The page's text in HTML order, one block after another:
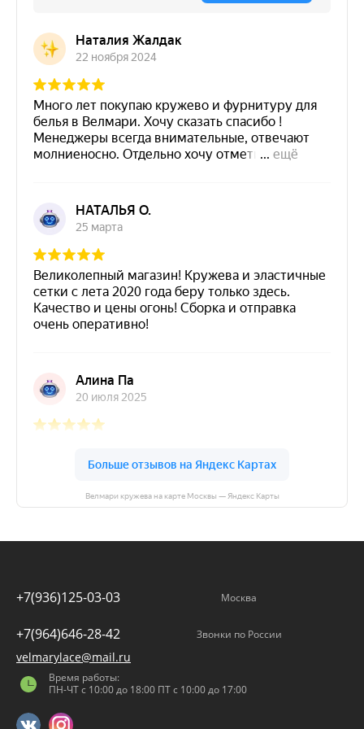
Велмари кружева на карте Москвы — Яндекс Карты
+7(936)125-03-03 Москва
+7(964)646-28-42 Звонки по России
velmarylace@mail.ru
Время работы:
ПН-ЧТ с 10:00 до 18:00 ПТ с 10:00 до 17:00